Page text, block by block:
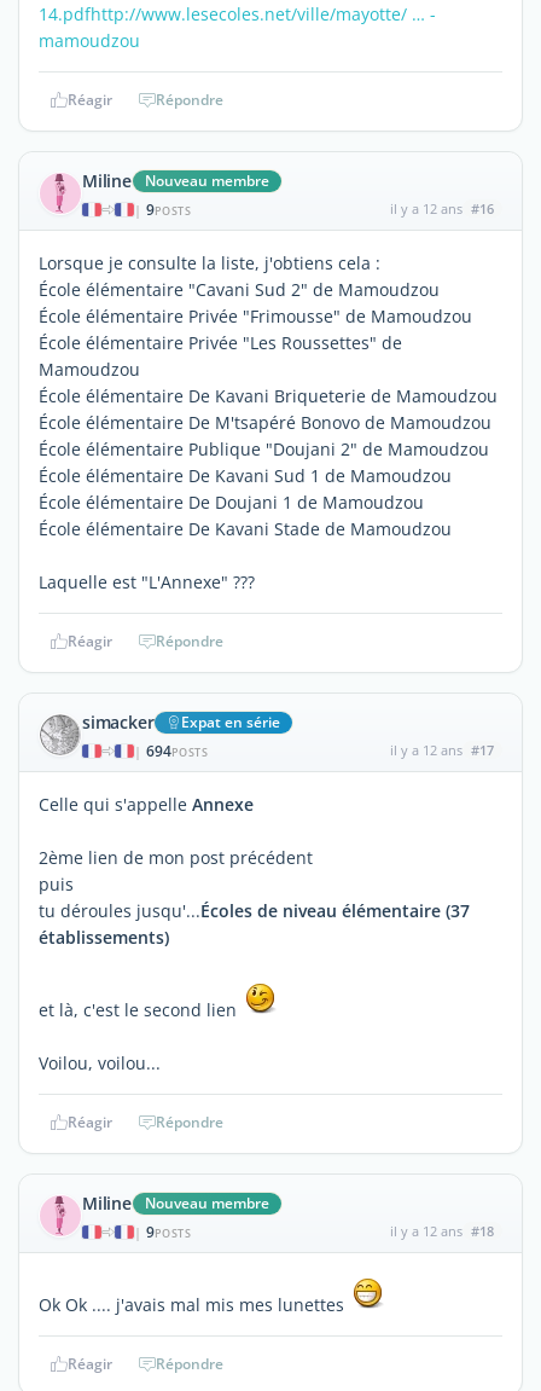
14.pdfhttp://www.lesecoles.net/ville/mayotte/ … -
mamoudzou
Réagir Répondre
Miline Nouveau membre
| 9POSTS il y a 12 ans #16
Lorsque je consulte la liste, j'obtiens cela :
École élémentaire "Cavani Sud 2" de Mamoudzou
École élémentaire Privée "Frimousse" de Mamoudzou
École élémentaire Privée "Les Roussettes" de
Mamoudzou
École élémentaire De Kavani Briqueterie de Mamoudzou
École élémentaire De M'tsapéré Bonovo de Mamoudzou
École élémentaire Publique "Doujani 2" de Mamoudzou
École élémentaire De Kavani Sud 1 de Mamoudzou
École élémentaire De Doujani 1 de Mamoudzou
École élémentaire De Kavani Stade de Mamoudzou
Laquelle est "L'Annexe" ???
Réagir Répondre
simacker Expat en série
| 694POSTS il y a 12 ans #17
Celle qui s'appelle Annexe
2ème lien de mon post précédent
puis
tu déroules jusqu'...Écoles de niveau élémentaire (37
établissements)
et là, c'est le second lien
Voilou, voilou...
Réagir Répondre
Miline Nouveau membre
| 9POSTS il y a 12 ans #18
Ok Ok .... j'avais mal mis mes lunettes
Réagir Répondre